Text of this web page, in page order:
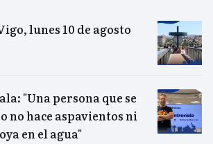
lunes 10 de agosto
"Una persona que se
no hace aspavientos ni
en el agua"